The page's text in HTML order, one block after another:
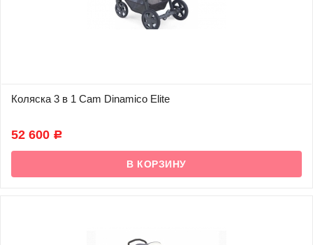
Коляска 3 в 1 Cam Dinamico Elite
52 600 Р